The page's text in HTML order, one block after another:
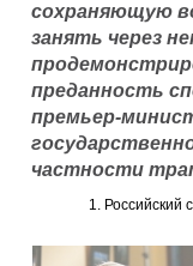
сохраняющую
занять через
преданность
премьер-
частности
1. Российский